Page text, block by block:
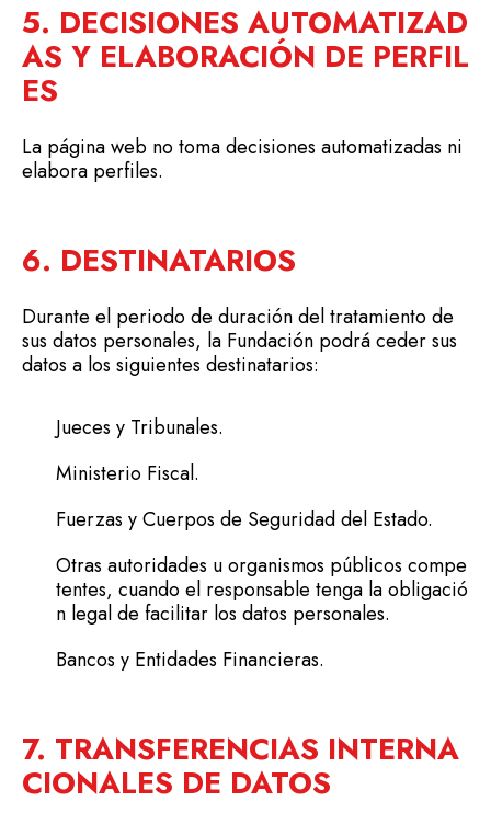
5. DECISIONES AUTOMATIZAD
AS Y ELABORACIÓN DE PERFIL
ES
La página web no toma decisiones automatizadas ni
elabora perfiles.
6. DESTINATARIOS
Durante el periodo de duración del tratamiento de
sus datos personales, la Fundación podrá ceder sus
datos a los siguientes destinatarios:
Jueces y Tribunales.
Ministerio Fiscal.
Fuerzas y Cuerpos de Seguridad del Estado.
Otras autoridades u organismos públicos compe
tentes, cuando el responsable tenga la obligació
n legal de facilitar los datos personales.
Bancos y Entidades Financieras.
7. TRANSFERENCIAS INTERNA
CIONALES DE DATOS